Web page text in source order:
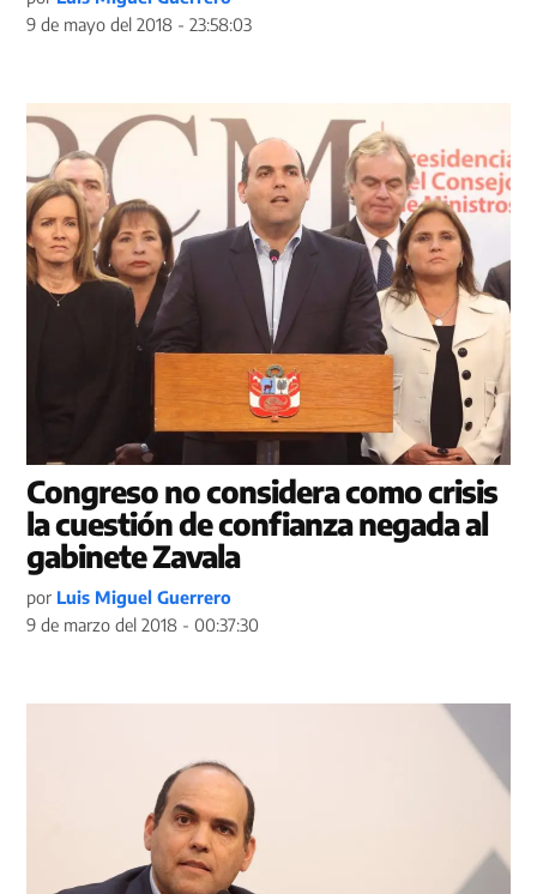
9 de mayo del 2018 - 23:58:03
Congreso no considera como crisis
la cuestión de confianza negada al
gabinete Zavala
por Luis Miguel Guerrero
9 de marzo del 2018 - 00:37:30